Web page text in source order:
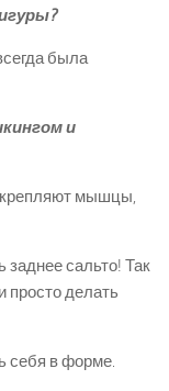
была
и
мышцы,
сальто! Так
просто делать
себя в форме.